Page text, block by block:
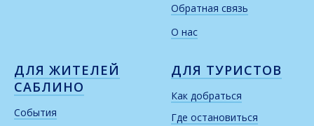
Обратная связь
О нас
ДЛЯ ЖИТЕЛЕЙ
САБЛИНО
События
ДЛЯ ТУРИСТОВ
Как добраться
Где остановиться